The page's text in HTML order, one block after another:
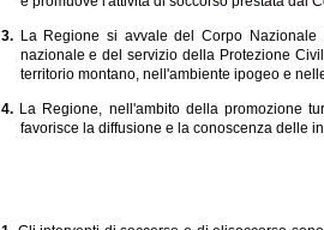
3. La Regione si avvale del Corpo
nazionale e del servizio della Protezione
territorio montano, nell'ambiente ipogeo e
4. La Regione, nell'ambito della promozione
favorisce la diffusione e la conoscenza delle